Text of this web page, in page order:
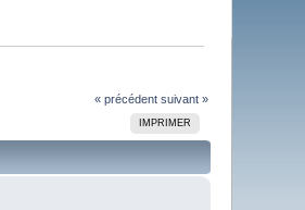
« précédent suivant »
IMPRIMER